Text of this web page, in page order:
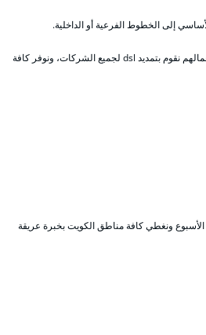
إلى الخطوط الفرعية أو الداخلية.
وبفضل الفنيين والمتمرسين بكافة أعمالهم نقوم بتمديد dsl لجميع الشركات، ونوفر كافة
لطوال أيام الأسبوع ونغطي كافة مناطق الكويت بخبرة عريقة